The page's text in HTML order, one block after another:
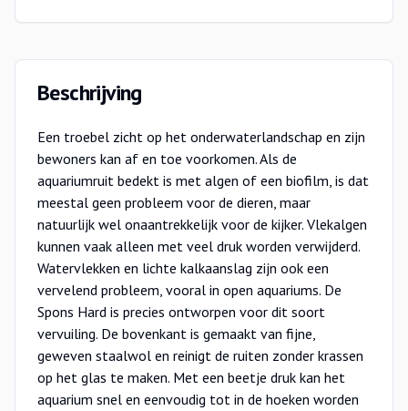
Beschrijving
Een troebel zicht op het onderwaterlandschap en zijn
bewoners kan af en toe voorkomen. Als de
aquariumruit bedekt is met algen of een biofilm, is dat
meestal geen probleem voor de dieren, maar
natuurlijk wel onaantrekkelijk voor de kijker. Vlekalgen
kunnen vaak alleen met veel druk worden verwijderd.
Watervlekken en lichte kalkaanslag zijn ook een
vervelend probleem, vooral in open aquariums. De
Spons Hard is precies ontworpen voor dit soort
vervuiling. De bovenkant is gemaakt van fijne,
geweven staalwol en reinigt de ruiten zonder krassen
op het glas te maken. Met een beetje druk kan het
aquarium snel en eenvoudig tot in de hoeken worden